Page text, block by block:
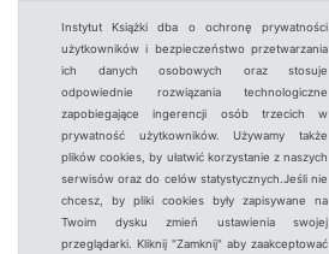
Instytut Książki dba o ochronę prywatności
użytkowników i bezpieczeństwo przetwarzania
ich danych osobowych oraz stosuje
odpowiednie rozwiązania technologiczne
zapobiegające ingerencji osób trzecich w
prywatność użytkowników. Używamy także
plików cookies, by ułatwić korzystanie z naszych
serwisów oraz do celów statystycznych.Jeśli nie
chcesz, by pliki cookies były zapisywane na
Twoim dysku zmień ustawienia swojej
przeglądarki. Kliknij "Zamknij" aby zaakceptować